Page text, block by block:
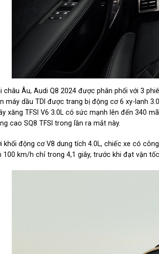
châu Âu, Audi Q8 2024 được phân phối với 3
máy dầu TDI được trang bị động cơ 6 xy-lanh
xăng TFSI V6 3.0L có sức mạnh lên đến 340
cao SQ8 TFSI trong lần ra mắt này.
khối động cơ V8 dung tích 4.0L, chiếc xe có
100 km/h chỉ trong 4,1 giây, trước khi đạt vận